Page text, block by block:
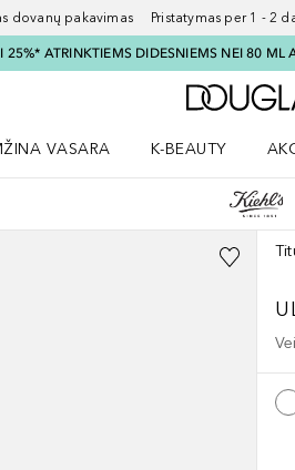
dovanų pakavimas Pristatymas per 1 - 2
25%* ATRINKTIEMS DIDESNIEMS NEI 80 ML
VASARA
K-BEAUTY